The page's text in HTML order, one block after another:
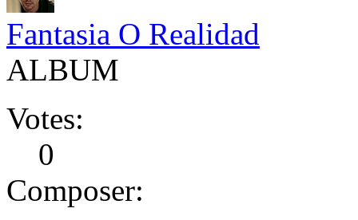
Fantasia O Realidad
ALBUM
Votes:
0
Composer: